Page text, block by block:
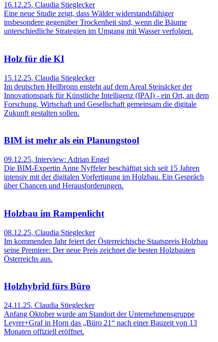
16.12.25, Claudia Stieglecker
Eine neue Studie zeigt, dass Wälder widerstandsfähiger
insbesondere gegenüber Trockenheit sind, wenn die Bäume
unterschiedliche Strategien im Umgang mit Wasser verfolgen.
Holz für die KI
15.12.25, Claudia Stieglecker
Im deutschen Heilbronn ensteht auf dem Areal Steinäcker der
Innovationspark für Künstliche Intelligenz (IPAI) - ein Ort, an dem
Forschung, Wirtschaft und Gesellschaft gemeinsam die digitale
Zukunft gestalten sollen.
BIM ist mehr als ein Planungstool
09.12.25, Interview: Adrian Engel
Die BIM-Expertin Anne Nyffeler beschäftigt sich seit 15 Jahren
intensiv mit der digitalen Vorfertigung im Holzbau. Ein Gespräch
über Chancen und Herausforderungen.
Holzbau im Rampenlicht
08.12.25, Claudia Stieglecker
Im kommenden Jahr feiert der Österreichische Staatspreis Holzbau
seine Premiere: Der neue Preis zeichnet die besten Holzbauten
Österreichs aus.
Holzhybrid fürs Büro
24.11.25, Claudia Stieglecker
Anfang Oktober wurde am Standort der Unternehmensgruppe
Leyrer+Graf in Horn das „Büro 21“ nach einer Bauzeit von 13
Monaten offiziell eröffnet.